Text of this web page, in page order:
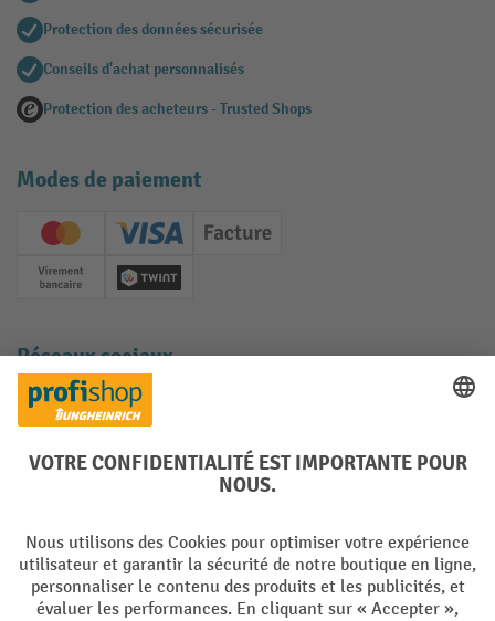
Protection des données sécurisée
Conseils d'achat personnalisés
Protection des acheteurs - Trusted Shops
Modes de paiement
Creditcard (Master)Creditcard (Visa)
Facture
Paiement anticipé
Twint
Réseaux sociaux
Facebook
YouTube
LinkedInInstagram